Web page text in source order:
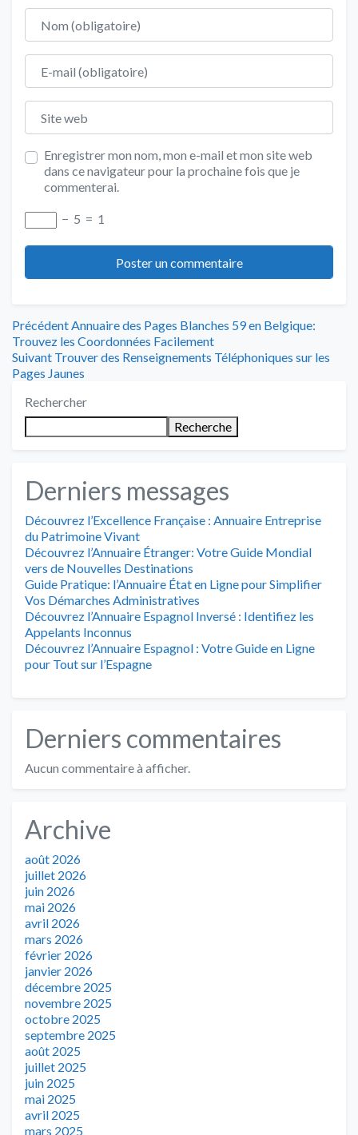
Nom
E-mail
Site web
Enregistrer mon nom, mon e-mail et mon site web
dans ce navigateur pour la prochaine fois que je
commenterai.
− 5 = 1
Navigation
de
l’article
Précédent Article
précédent
:
Annuaire des Pages Blanches 59 en Belgique:
Trouvez les Coordonnées Facilement
Suivant Article
suivant
Trouver des Renseignements Téléphoniques sur les
Pages Jaunes
Rechercher
Recherche
Derniers messages
Découvrez l’Excellence Française : Annuaire Entreprise
du Patrimoine Vivant
Découvrez l’Annuaire Étranger: Votre Guide Mondial
vers de Nouvelles Destinations
Guide Pratique: l’Annuaire État en Ligne pour Simplifier
Vos Démarches Administratives
Découvrez l’Annuaire Espagnol Inversé : Identifiez les
Appelants Inconnus
Découvrez l’Annuaire Espagnol : Votre Guide en Ligne
pour Tout sur l’Espagne
Derniers commentaires
Aucun commentaire à afficher.
Archive
août 2026
juillet 2026
juin 2026
mai 2026
avril 2026
mars 2026
février 2026
janvier 2026
décembre 2025
novembre 2025
octobre 2025
septembre 2025
août 2025
juillet 2025
juin 2025
mai 2025
avril 2025
mars 2025